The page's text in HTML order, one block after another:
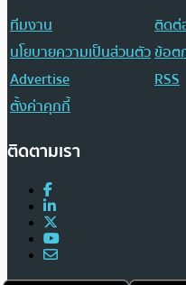
ทีมงาน
ติดต่
นโยบายความเป็นส่วนตัวข้อต
Advertise
RSS
ตั้งค่าคุกกี้
ติดตามเรา